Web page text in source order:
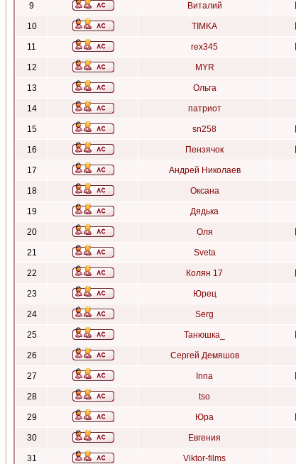
9 Виталий
10 TIMKA
11 rex345
12 MYR
13 Ольга
14 патриот
15 sn258
16 Пензячок
17 Андрей Николаев
18 Оксана
19 Дядька
20 Оля
21 Sveta
22 Колян 17
23 Юрец
24 Serg
25 Танюшка_
26 Сергей Демяшов
27 Inna
28 tso
29 Юра
30 Евгения
31 Viktor-films